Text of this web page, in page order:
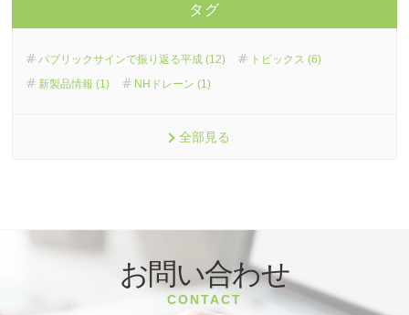
タグ
パブリックサインで振り返る平成 (12)
トピックス (6)
新製品情報 (1)
NHドレーン (1)
全部見る
お問い合わせ
CONTACT